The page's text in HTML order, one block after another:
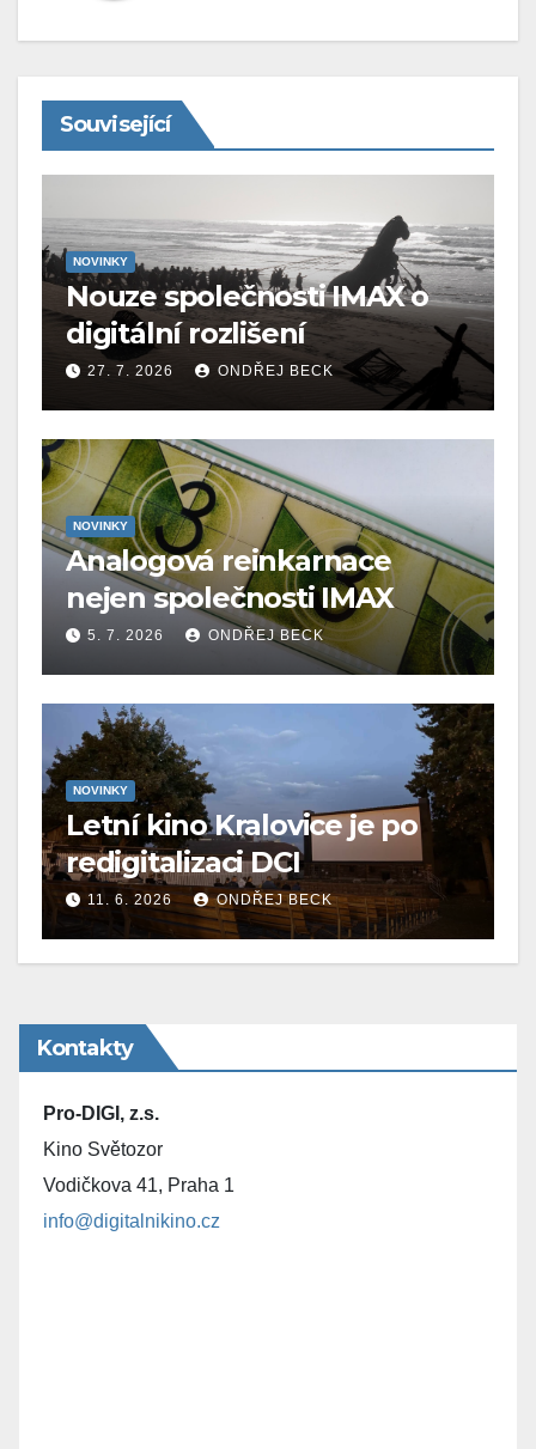
Související
NOVINKY
Nouze společnosti IMAX o
digitální rozlišení
27. 7. 2026 ONDŘEJ BECK
NOVINKY
Analogová reinkarnace
nejen společnosti IMAX
5. 7. 2026 ONDŘEJ BECK
NOVINKY
Letní kino Kralovice je po
redigitalizaci DCI
11. 6. 2026 ONDŘEJ BECK
Kontakty
Pro-DIGI, z.s.
Kino Světozor
Vodičkova 41, Praha 1
info@digitalnikino.cz